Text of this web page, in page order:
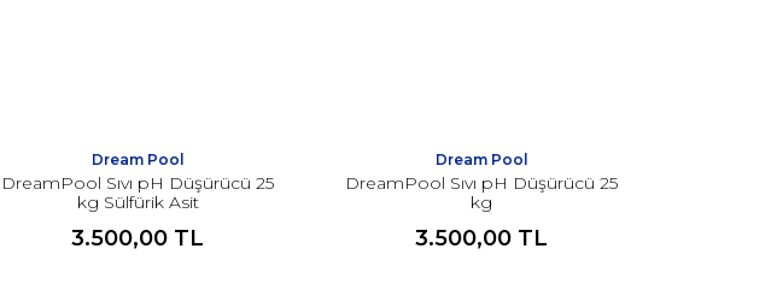
Dream Pool
DreamPool Sıvı pH Düşürücü 25
kg Sülfürik Asit
3.500,00 TL
Dream Pool
DreamPool Sıvı pH Düşürücü 25
kg
3.500,00 TL